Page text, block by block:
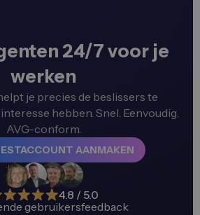
24/7 voor je
werken
je precies de beslissers te
hebben. Snel. Eenvoudig.
AVG-conform.
AANMAKEN
4.8 / 5.0
gebruikersfeedback